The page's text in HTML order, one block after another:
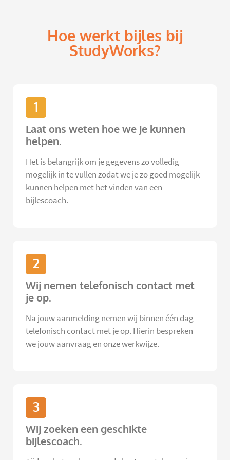
Hoe werkt bijles bij
StudyWorks?
1
Laat ons weten hoe we je kunnen
helpen.
Het is belangrijk om je gegevens zo volledig
mogelijk in te vullen zodat we je zo goed mogelijk
kunnen helpen met het vinden van een
bijlescoach.
2
Wij nemen telefonisch contact met
je op.
Na jouw aanmelding nemen wij binnen één dag
telefonisch contact met je op. Hierin bespreken
we jouw aanvraag en onze werkwijze.
3
Wij zoeken een geschikte
bijlescoach.